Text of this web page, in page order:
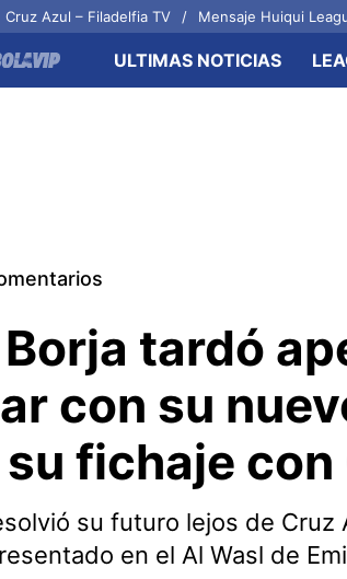
Cruz Azul – Filadelfia TV Mensaje Huiqui
ULTIMAS NOTICIAS
tardó
con su
fichaje
su futuro lejos de Cruz
en el Al Wasl de